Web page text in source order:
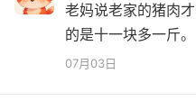
老妈说老家的猪肉
的是十一块多一斤。
07月03日